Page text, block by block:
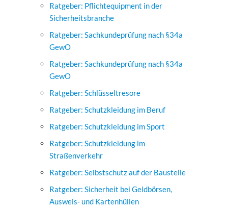
Ratgeber: Pflichtequipment in der
Sicherheitsbranche
Ratgeber: Sachkundeprüfung nach §34a
GewO
Ratgeber: Sachkundeprüfung nach §34a
GewO
Ratgeber: Schlüsseltresore
Ratgeber: Schutzkleidung im Beruf
Ratgeber: Schutzkleidung im Sport
Ratgeber: Schutzkleidung im
Straßenverkehr
Ratgeber: Selbstschutz auf der Baustelle
Ratgeber: Sicherheit bei Geldbörsen,
Ausweis- und Kartenhüllen